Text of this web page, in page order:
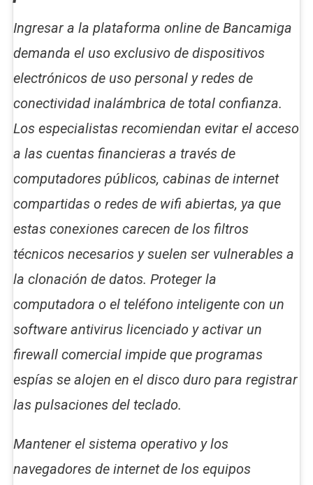
Ingresar a la plataforma online de Bancamiga
demanda el uso exclusivo de dispositivos
electrónicos de uso personal y redes de
conectividad inalámbrica de total confianza.
Los especialistas recomiendan evitar el acceso
a las cuentas financieras a través de
computadores públicos, cabinas de internet
compartidas o redes de wifi abiertas, ya que
estas conexiones carecen de los filtros
técnicos necesarios y suelen ser vulnerables a
la clonación de datos. Proteger la
computadora o el teléfono inteligente con un
software antivirus licenciado y activar un
firewall comercial impide que programas
espías se alojen en el disco duro para registrar
las pulsaciones del teclado.
Mantener el sistema operativo y los
navegadores de internet de los equipos